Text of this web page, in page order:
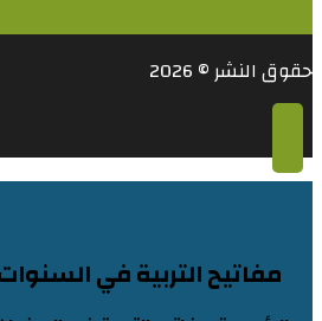
حقوق النشر © 2026
مفاتيح التربية في